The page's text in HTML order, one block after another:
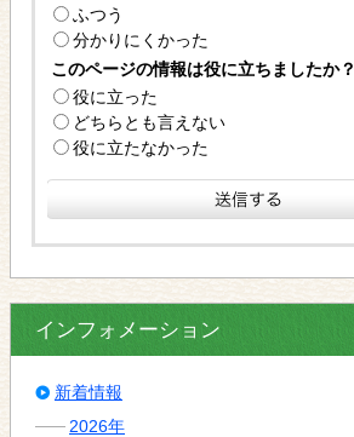
ふつう
分かりにくかった
このページの情報は役に立ちましたか？
役に立った
どちらとも言えない
役に立たなかった
インフォメーション
新着情報
2026年